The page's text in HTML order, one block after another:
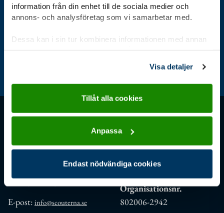
information från din enhet till de sociala medier och
annons- och analysföretag som vi samarbetar med.
Dessa kan i sin tur kombinera informationen med annan
information som du har tillhandahållit eller som de har
Visa detaljer
Tillåt alla cookies
Anpassa
Endast nödvändiga cookies
Bli scout Kalender Stöd oss
Jag är scout
Måndag: 9.00–11.30,
Tisdag–fredag: 9.00–16.00
E-post: info@scouterna.se
Bankgirot: 900-3161
Stöd oss – ge en gåva
Organisationsnr.
802006-2942